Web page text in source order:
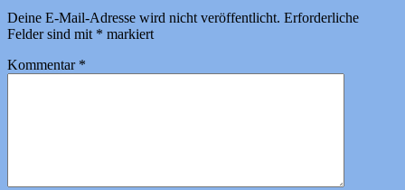
Deine E-Mail-Adresse wird nicht veröffentlicht. Erforderliche
Felder sind mit * markiert
Kommentar *